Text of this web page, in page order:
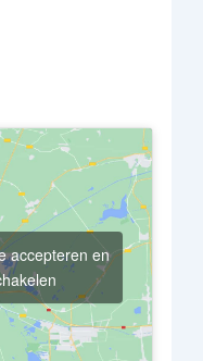
accepteren en